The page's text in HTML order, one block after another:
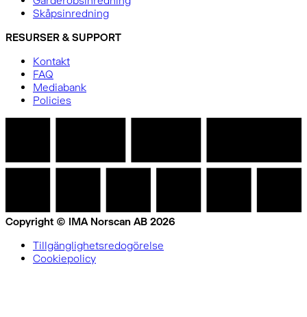
Skåpsinredning
RESURSER & SUPPORT
Kontakt
FAQ
Mediabank
Policies
Copyright © IMA Norscan AB 2026
Tillgänglighetsredogörelse
Cookiepolicy